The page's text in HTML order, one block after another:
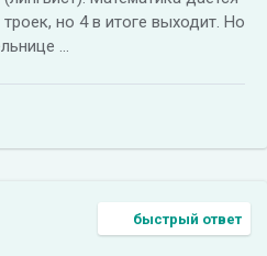
но 4 в итоге выходит. Но
...
быстрый ответ